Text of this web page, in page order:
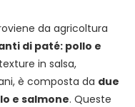
da agricoltura
di paté: pollo e
in salsa,
è composta da due
e salmone. Queste